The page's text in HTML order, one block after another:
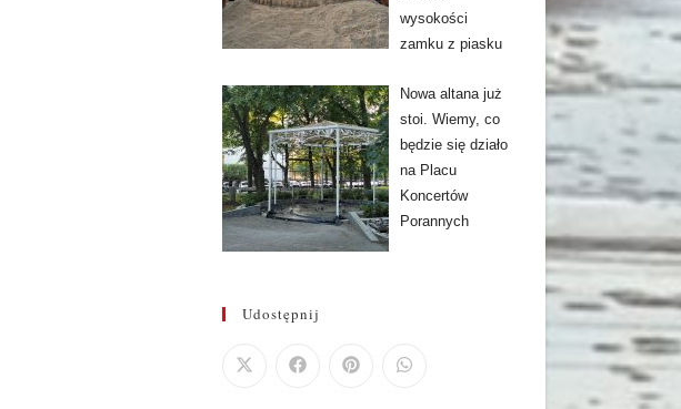
wysokości
zamku z piasku
Nowa altana już
stoi. Wiemy, co
będzie się działo
na Placu
Koncertów
Porannych
Udostępnij